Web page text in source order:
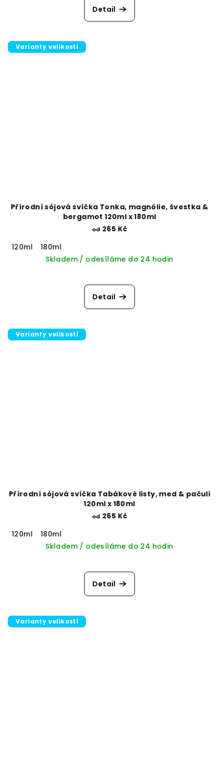
Detail
Varianty velikostí
Přírodní sójová svíčka Tonka, magnólie, švestka &
bergamot 120ml x 180ml
od 265 Kč
120ml
180ml
Skladem / odesíláme do 24 hodin
Detail
Varianty velikostí
Přírodní sójová svíčka Tabákové listy, med & pačuli
120ml x 180ml
od 265 Kč
120ml
180ml
Skladem / odesíláme do 24 hodin
Detail
Varianty velikostí